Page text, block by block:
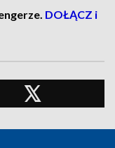
DOŁĄCZ i